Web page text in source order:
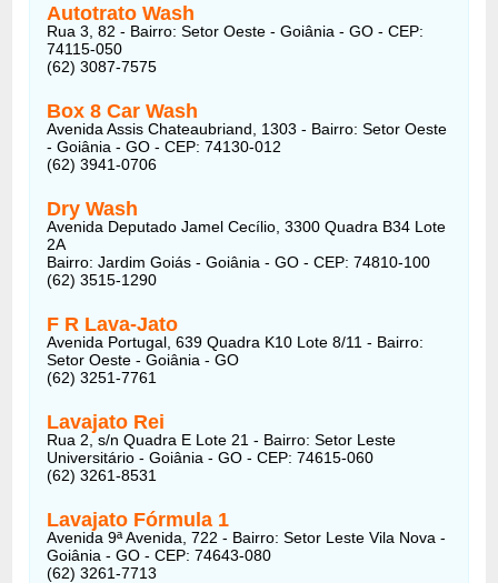
Autotrato Wash
Rua 3, 82 - Bairro: Setor Oeste - Goiânia - GO - CEP:
74115-050
(62) 3087-7575
Box 8 Car Wash
Avenida Assis Chateaubriand, 1303 - Bairro: Setor Oeste
- Goiânia - GO - CEP: 74130-012
(62) 3941-0706
Dry Wash
Avenida Deputado Jamel Cecílio, 3300 Quadra B34 Lote
2A
Bairro: Jardim Goiás - Goiânia - GO - CEP: 74810-100
(62) 3515-1290
F R Lava-Jato
Avenida Portugal, 639 Quadra K10 Lote 8/11 - Bairro:
Setor Oeste - Goiânia - GO
(62) 3251-7761
Lavajato Rei
Rua 2, s/n Quadra E Lote 21 - Bairro: Setor Leste
Universitário - Goiânia - GO - CEP: 74615-060
(62) 3261-8531
Lavajato Fórmula 1
Avenida 9ª Avenida, 722 - Bairro: Setor Leste Vila Nova -
Goiânia - GO - CEP: 74643-080
(62) 3261-7713